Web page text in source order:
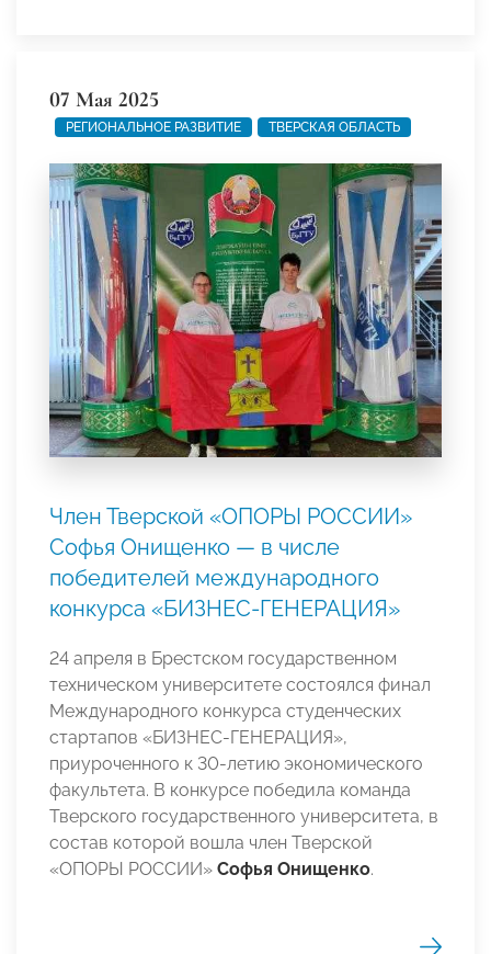
07 Мая 2025
РЕГИОНАЛЬНОЕ РАЗВИТИЕ ТВЕРСКАЯ ОБЛАСТЬ
Член Тверской «ОПОРЫ РОССИИ»
Софья Онищенко — в числе
победителей международного
конкурса «БИЗНЕС-ГЕНЕРАЦИЯ»
24 апреля в Брестском государственном
техническом университете состоялся финал
Международного конкурса студенческих
стартапов «БИЗНЕС-ГЕНЕРАЦИЯ»,
приуроченного к 30-летию экономического
факультета. В конкурсе победила команда
Тверского государственного университета, в
состав которой вошла член Тверской
«ОПОРЫ РОССИИ» Софья Онищенко.